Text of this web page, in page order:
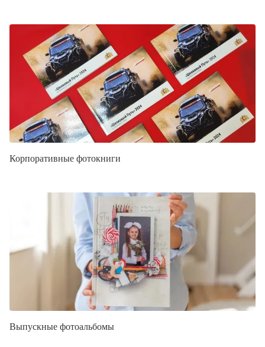
Корпоративные фотокниги
Выпускные фотоальбомы